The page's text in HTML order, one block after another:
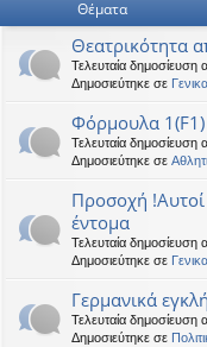
Θέματα
Θεατρικότητα
Τελευταία δημοσίευση
Δημοσιεύτηκε σε
Φόρμουλα 1(F1)
Τελευταία δημοσίευση
Δημοσιεύτηκε σε
Προσοχή !Αυτοί
έντομα
Τελευταία δημοσίευση
Δημοσιεύτηκε σε
Γερμανικά
Τελευταία δημοσίευση
Δημοσιεύτηκε σε